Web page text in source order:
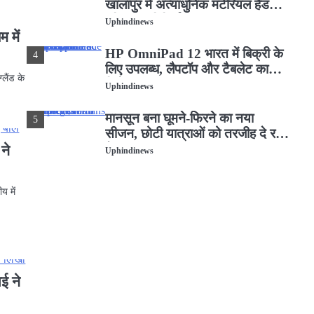
में
के
ने
में
ने
खालापुर में अत्याधुनिक मटेरियल हैंडलिंग
इक्विपमेंट विनिर्माण संयंत्र का शुभारंभ
Uphindinews
4
HP OmniPad 12 भारत में बिक्री के
लिए उपलब्ध, लैपटॉप और टैबलेट का
मिलेगा अनुभव
Uphindinews
5
मानसून बना घूमने-फिरने का नया
सीजन, छोटी यात्राओं को तरजीह दे रहे
हैं भारतीय: Airbnb
Uphindinews